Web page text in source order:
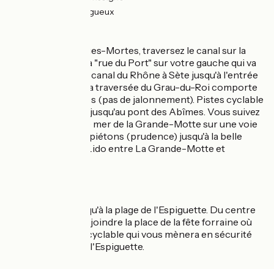
(4%) Rugueux
Du centre de Aigues-Mortes, traversez le canal sur la
D718 et prendre la "rue du Port" sur votre gauche qui va
longer plus loin le canal du Rhône à Sète jusqu'à l'entrée
du Grau-du-Roi. La traversée du Grau-du-Roi comporte
quelques difficultés (pas de jalonnement). Pistes cyclable
le long de la D255 jusqu'au pont des Abîmes. Vous suivez
ensuite le front de mer de la Grande-Motte sur une voie
partagée avec les piétons (prudence) jusqu'à la belle
piste cyclable du Lido entre La Grande-Motte et
Piste cyclacle jusqu'à la plage de l'Espiguette. Du centre
du Grau-du-Roi rejoindre la place de la fête forraine où
débute une piste cyclable qui vous mènera en sécurité
jusqu'à la plage de l'Espiguette.